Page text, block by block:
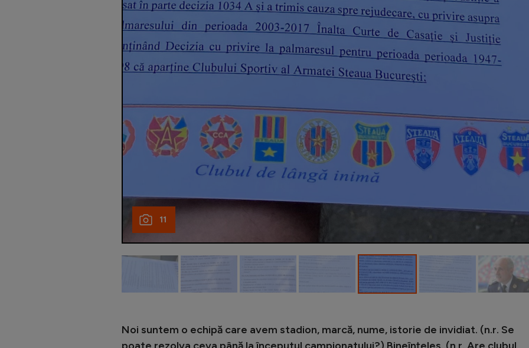
11
Noi suntem o echipă care avem stadion, marcă, nume, istorie de invidiat. (n.r. Se